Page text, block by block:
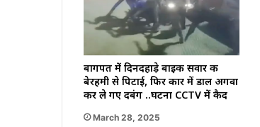
बागपत में दिनदहाड़े बाइक सवार की
बेरहमी से पिटाई, फिर कार में डाल अगवा
कर ले गए दबंग ..घटना CCTV में कैद
March 28, 2025